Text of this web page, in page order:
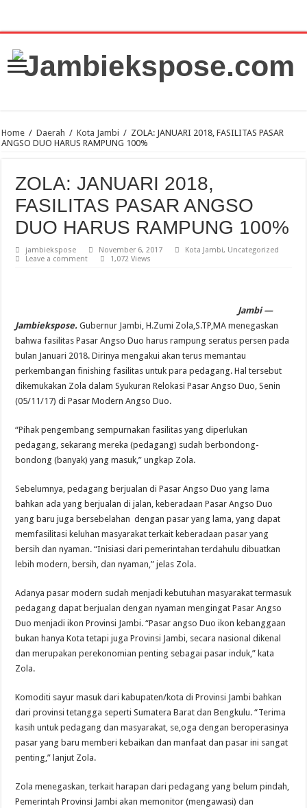
Home / Daerah / Kota Jambi / ZOLA: JANUARI 2018, FASILITAS PASAR
ANGSO DUO HARUS RAMPUNG 100%
ZOLA: JANUARI 2018,
FASILITAS PASAR ANGSO
DUO HARUS RAMPUNG 100%
jambiekspose November 6, 2017 Kota Jambi, Uncategorized
Leave a comment
1,072 Views
Jambi —
Jambiekspose. Gubernur Jambi, H.Zumi Zola,S.TP,MA menegaskan
bahwa fasilitas Pasar Angso Duo harus rampung seratus persen pada
bulan Januari 2018. Dirinya mengakui akan terus memantau
perkembangan finishing fasilitas untuk para pedagang. Hal tersebut
dikemukakan Zola dalam Syukuran Relokasi Pasar Angso Duo, Senin
(05/11/17) di Pasar Modern Angso Duo.
“Pihak pengembang sempurnakan fasilitas yang diperlukan
pedagang, sekarang mereka (pedagang) sudah berbondong-
bondong (banyak) yang masuk,” ungkap Zola.
Sebelumnya, pedagang berjualan di Pasar Angso Duo yang lama
bahkan ada yang berjualan di jalan, keberadaan Pasar Angso Duo
yang baru juga bersebelahan dengan pasar yang lama, yang dapat
memfasilitasi keluhan masyarakat terkait keberadaan pasar yang
bersih dan nyaman. “Inisiasi dari pemerintahan terdahulu dibuatkan
lebih modern, bersih, dan nyaman,” jelas Zola.
Adanya pasar modern sudah menjadi kebutuhan masyarakat termasuk
pedagang dapat berjualan dengan nyaman mengingat Pasar Angso
Duo menjadi ikon Provinsi Jambi. “Pasar angso Duo ikon kebanggaan
bukan hanya Kota tetapi juga Provinsi Jambi, secara nasional dikenal
dan merupakan perekonomian penting sebagai pasar induk,” kata
Zola.
Komoditi sayur masuk dari kabupaten/kota di Provinsi Jambi bahkan
dari provinsi tetangga seperti Sumatera Barat dan Bengkulu. “Terima
kasih untuk pedagang dan masyarakat, se,oga dengan beroperasinya
pasar yang baru memberi kebaikan dan manfaat dan pasar ini sangat
penting,” lanjut Zola.
Zola menegaskan, terkait harapan dari pedagang yang belum pindah,
Pemerintah Provinsi Jambi akan memonitor (mengawasi) dan